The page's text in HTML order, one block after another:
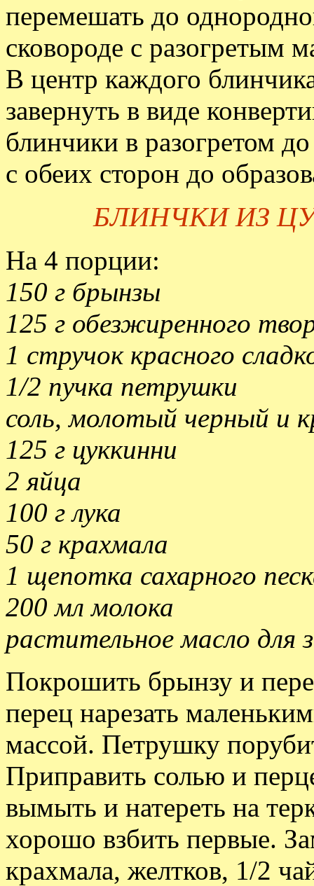
перемешать до
сковороде с разогретым
В центр каждого
завернуть в виде
блинчики в разогретом
с обеих сторон до
БЛИНЧКИ ИЗ
На 4 порции:
150 г брынзы
125 г обезжиренного
1 стручок красного
1/2 пучка петрушки
соль, молотый черный и
125 г цуккинни
2 яйца
100 г лука
50 г крахмала
1 щепотка сахарного
200 мл молока
растительное масло для
Покрошить брынзу и
перец нарезать
массой. Петрушку
Приправить солью и
вымыть и натереть на
хорошо взбить первые.
крахмала, желтков, 1/2